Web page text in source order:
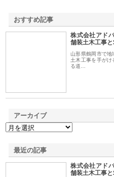
おすすめ記事
株式会社アド
舗装土木工事
山形県鶴岡市で地
土木工事を手がけ
る道…
アーカイブ
最近の記事
株式会社アド
舗装土木工事